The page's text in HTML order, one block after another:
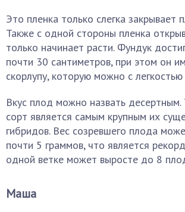
Это пленка только слегка закрывает
Также с одной стороны пленка
только начинает расти. Фундук
почти 30 сантиметров, при этом он
скорлупу, которую можно с легкостью
Вкус плод можно назвать
сорт является самым крупным их
гибридов. Вес созревшего плода
почти 5 граммов, что является
одной ветке может выросте до 8
Маша